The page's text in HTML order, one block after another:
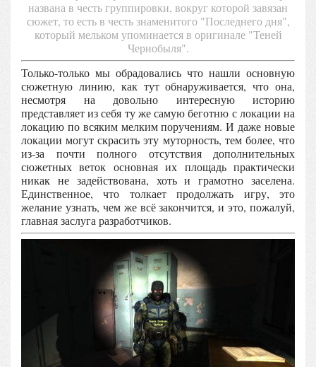
названа в честь группировки, вокруг которой завязан
сюжет, то есть в честь знаменитого "Последнего дня",
который мельком упоминается в оригинале "Теней
Чернобыля".
Только-только мы обрадовались что нашли основную
сюжетную линию, как тут обнаруживается, что она,
несмотря на довольно интересную историю
представляет из себя ту же самую беготню с локации на
локацию по всяким мелким поручениям. И даже новые
локации могут скрасить эту муторность, тем более, что
из-за почти полного отсутствия дополнительных
сюжетных веток основная их площадь практически
никак не задействована, хоть и грамотно заселена.
Единственное, что толкает продолжать игру, это
желание узнать, чем же всё закончится, и это, пожалуй,
главная заслуга разработчиков.